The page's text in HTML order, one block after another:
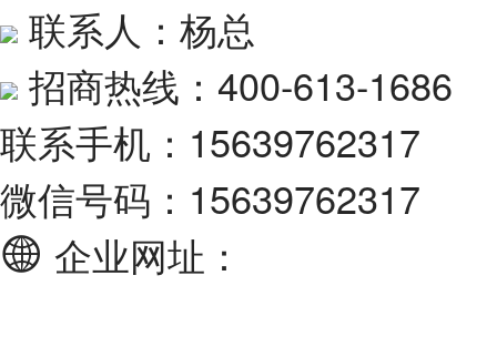
联系人：杨总
招商热线：400-613-1686
联系手机：15639762317
微信号码：15639762317
企业网址：